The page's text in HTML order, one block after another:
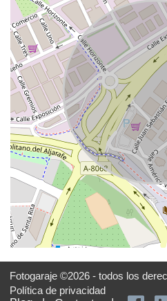
Fotogaraje ©2026 - todos los
Política de privacidad